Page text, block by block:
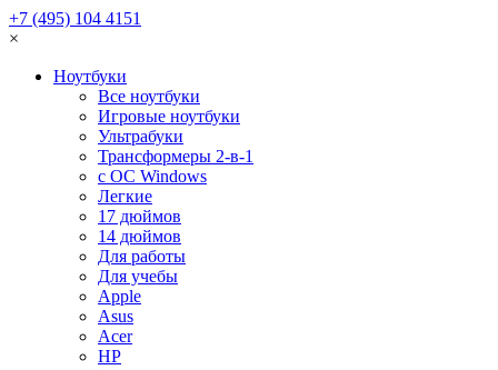
+7 (495) 104 4151
×
Ноутбуки
Все ноутбуки
Игровые ноутбуки
Ультрабуки
Трансформеры 2-в-1
с ОС Windows
Легкие
17 дюймов
14 дюймов
Для работы
Для учебы
Apple
Asus
Acer
HP